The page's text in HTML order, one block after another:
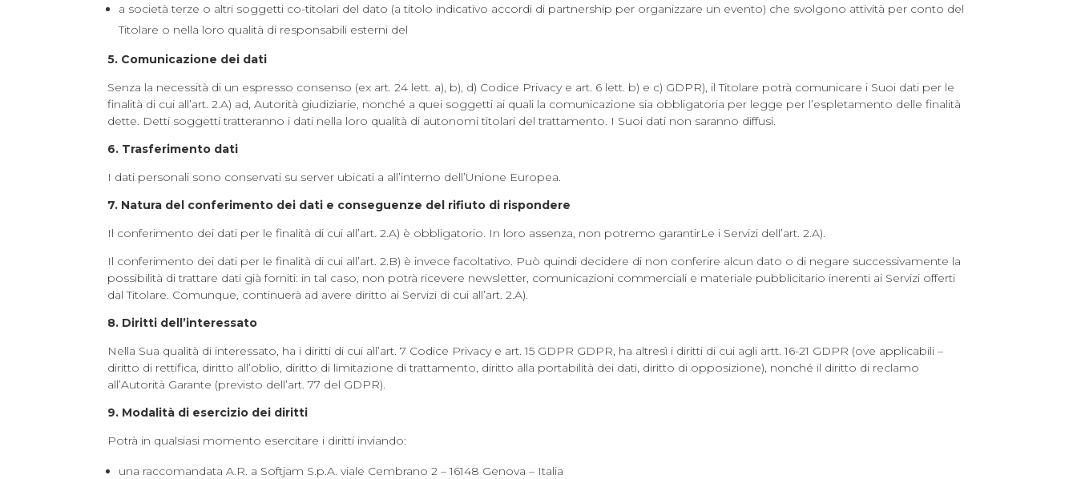
a società terze o altri soggetti co-titolari del dato (a titolo indicativo accordi di partnership per organizzare un evento) che svolgono attività per conto del
Titolare o nella loro qualità di responsabili esterni del
5. Comunicazione dei dati
Senza la necessità di un espresso consenso (ex art. 24 lett. a), b), d) Codice Privacy e art. 6 lett. b) e c) GDPR), il Titolare potrà comunicare i Suoi dati per le
finalità di cui all’art. 2.A) ad, Autorità giudiziarie, nonché a quei soggetti ai quali la comunicazione sia obbligatoria per legge per l’espletamento delle finalità
dette. Detti soggetti tratteranno i dati nella loro qualità di autonomi titolari del trattamento. I Suoi dati non saranno diffusi.
6. Trasferimento dati
I dati personali sono conservati su server ubicati a all’interno dell’Unione Europea.
7. Natura del conferimento dei dati e conseguenze del rifiuto di rispondere
Il conferimento dei dati per le finalità di cui all’art. 2.A) è obbligatorio. In loro assenza, non potremo garantirLe i Servizi dell’art. 2.A).
Il conferimento dei dati per le finalità di cui all’art. 2.B) è invece facoltativo. Può quindi decidere di non conferire alcun dato o di negare successivamente la
possibilità di trattare dati già forniti: in tal caso, non potrà ricevere newsletter, comunicazioni commerciali e materiale pubblicitario inerenti ai Servizi offerti
dal Titolare. Comunque, continuerà ad avere diritto ai Servizi di cui all’art. 2.A).
8. Diritti dell’interessato
Nella Sua qualità di interessato, ha i diritti di cui all’art. 7 Codice Privacy e art. 15 GDPR GDPR, ha altresì i diritti di cui agli artt. 16-21 GDPR (ove applicabili –
diritto di rettifica, diritto all’oblio, diritto di limitazione di trattamento, diritto alla portabilità dei dati, diritto di opposizione), nonché il diritto di reclamo
all’Autorità Garante (previsto dell’art. 77 del GDPR).
9. Modalità di esercizio dei diritti
Potrà in qualsiasi momento esercitare i diritti inviando:
una raccomandata A.R. a Softjam S.p.A. viale Cembrano 2 – 16148 Genova – Italia